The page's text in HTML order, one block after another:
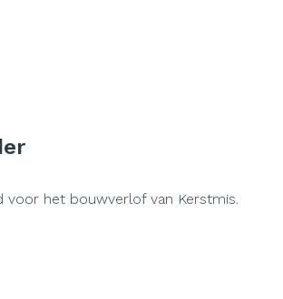
voor het bouwverlof van Kerstmis.